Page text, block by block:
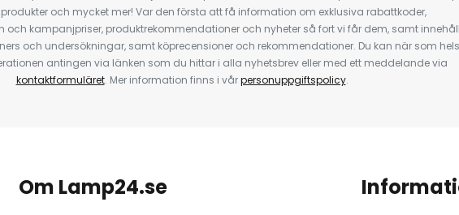
och mycket mer! Var den första att få information om exklusiva rabattkoder,
och kampanjpriser, produktrekommendationer och nyheter så fort vi får dem, samt innehåll
och undersökningar, samt köprecensioner och rekommendationer. Du kan när som
antingen via länken som du hittar i alla nyhetsbrev eller med ett meddelande via
kontaktformuläret. Mer information finns i vårpersonuppgiftspolicy.
Om Lamp24.se